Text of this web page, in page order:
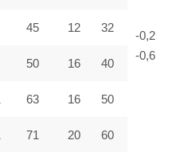
-0,2
-0,6
45 12 32
50 16 40
63 16 50
71 20 60